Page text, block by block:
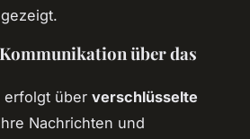
über das
erfolgt über verschlüsselte
Nachrichten und